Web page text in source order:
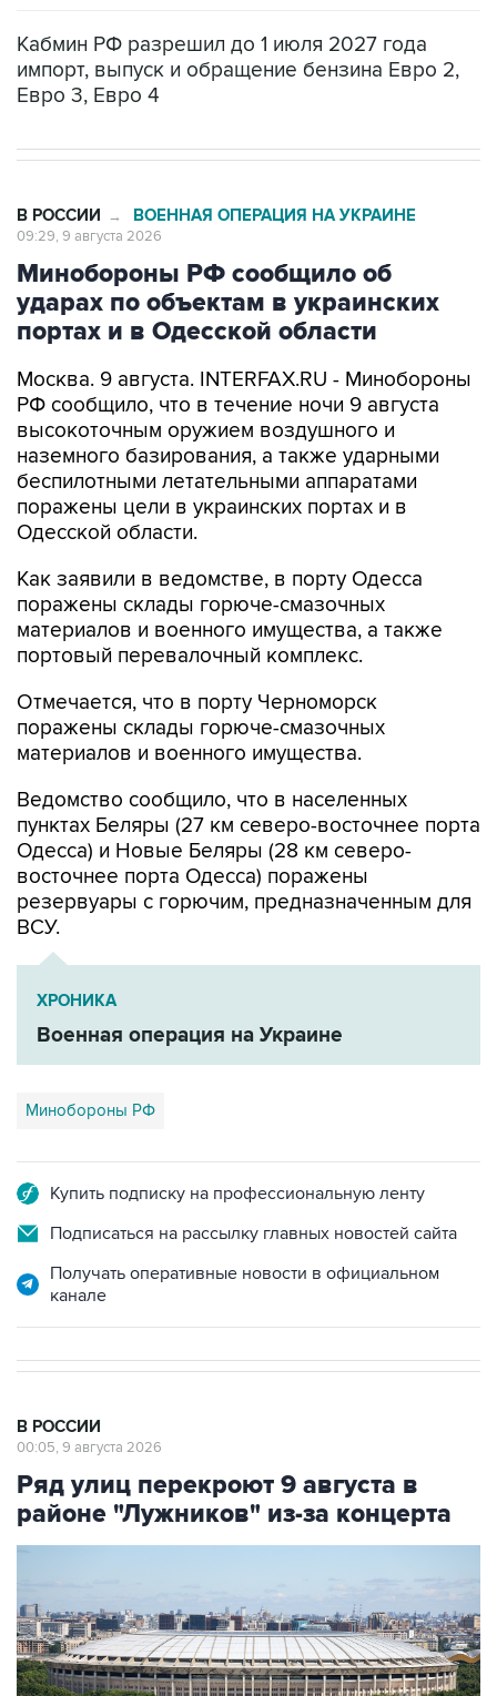
Кабмин РФ разрешил до 1 июля 2027 года
импорт, выпуск и обращение бензина Евро 2,
Евро 3, Евро 4
В РОССИИ → ВОЕННАЯ ОПЕРАЦИЯ НА УКРАИНЕ
09:29, 9 августа 2026
Минобороны РФ сообщило об
ударах по объектам в украинских
портах и в Одесской области
Москва. 9 августа. INTERFAX.RU - Минобороны
РФ сообщило, что в течение ночи 9 августа
высокоточным оружием воздушного и
наземного базирования, а также ударными
беспилотными летательными аппаратами
поражены цели в украинских портах и в
Одесской области.
Как заявили в ведомстве, в порту Одесса
поражены склады горюче-смазочных
материалов и военного имущества, а также
портовый перевалочный комплекс.
Отмечается, что в порту Черноморск
поражены склады горюче-смазочных
материалов и военного имущества.
Ведомство сообщило, что в населенных
пунктах Беляры (27 км северо-восточнее порта
Одесса) и Новые Беляры (28 км северо-
восточнее порта Одесса) поражены
резервуары с горючим, предназначенным для
ВСУ.
ХРОНИКА
Военная операция на Украине
Минобороны РФ
Купить подписку на профессиональную ленту
Подписаться на рассылку главных новостей сайта
Получать оперативные новости в официальном
канале
В РОССИИ
00:05, 9 августа 2026
Ряд улиц перекроют 9 августа в
районе "Лужников" из-за концерта